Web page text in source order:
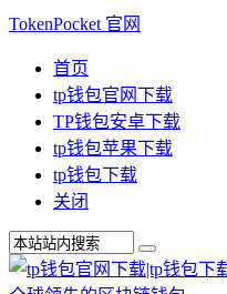
TokenPocket 官网
首页
tp钱包官网下载
TP钱包安卓下载
tp钱包苹果下载
tp钱包下载
关闭